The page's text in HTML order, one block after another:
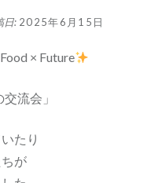
日: 2025年6月15日
× Future
流会」
たり
が